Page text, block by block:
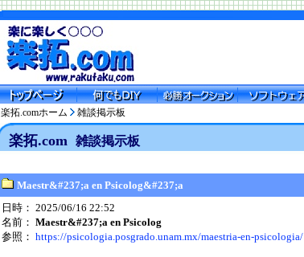
楽拓.comホーム 雑談掲示板
楽拓.com 雑談掲示板
Maestr&#237;a en Psicolog&#237;a
日時： 2025/06/16 22:52
名前： Maestr&#237;a en Psicolog
参照： https://psicologia.posgrado.unam.mx/maestria-en-psicologia/